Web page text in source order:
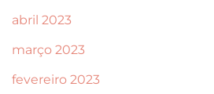
abril 2023
março 2023
fevereiro 2023